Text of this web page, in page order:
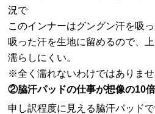
況で
このインナーはグングン汗を吸っ
吸った汗を生地に留めるので、
濡らしにくい。
※全く濡れないわけではありませ
②脇汗パッドの仕事が想像の10
申し訳程度に見える脇汗パッド